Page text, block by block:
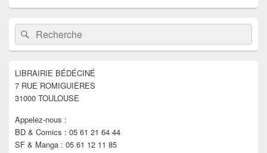
Zone
principale
de
widget
barre
latérale
Recherche :Rechercher
LIBRAIRIE BÉDÉCINÉ
7 RUE ROMIGUIÈRES
31000 TOULOUSE
Appelez-nous :
BD & Comics : 05 61 21 64 44
SF & Manga : 05 61 12 11 85